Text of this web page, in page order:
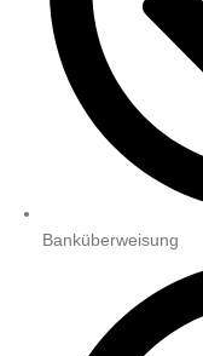
Banküberweisung